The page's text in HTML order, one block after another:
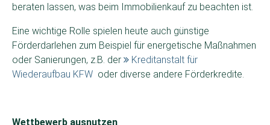
beraten lassen, was beim Immobilienkauf zu beachten ist.
Eine wichtige Rolle spielen heute auch günstige
Förderdarlehen zum Beispiel für energetische Maßnahmen
oder Sanierungen, z.B. der
Kreditanstalt für
Wiederaufbau KFW oder diverse andere Förderkredite.
Wettbewerb ausnutzen